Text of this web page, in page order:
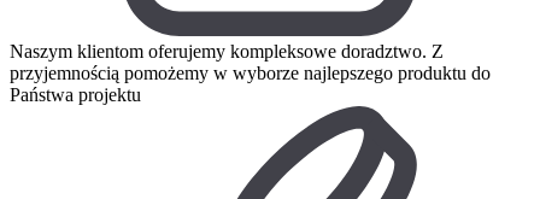
Naszym klientom oferujemy kompleksowe doradztwo. Z
przyjemnością pomożemy w wyborze najlepszego produktu do
Państwa projektu